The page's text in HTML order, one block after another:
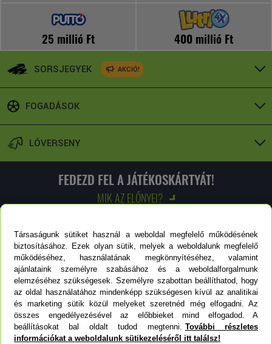
25 millió Ft 400 millió Ft
SORSJEGYEK AKCIÓ!
FOGADÁSOK
LÓVERSENY
FEDEZD FEL A JÁTÉKOSKÁRTYÁT!
MIK AZ ELŐNYEI?
Felfedezem!
LOTTÓZÓKERESŐ
Keresőnkkel megtalálhatod a hozzád legközelebb eső
Társaságunk sütiket használ a weboldal megfelelő működésének
biztosításához. Ezek olyan sütik, melyek a weboldalunk megfelelő
működéséhez, használatának megkönnyítéséhez, valamint
ajánlataink személyre szabásához és a weboldalforgalmunk
elemzéséhez szükségesek. Személyre szabottan beállíthatod, hogy
az oldal használatához mindenképp szükségesen kívül az analitikai
és marketing sütik közül melyeket szeretnéd még elfogadni. Az
összes engedélyezésével az előbbieket mind elfogadod. A
beállításokat bal oldalt tudod megtenni. További részletes
információkat a weboldalunk sütikezeléséről itt találsz!